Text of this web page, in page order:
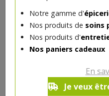
Notre gamme d'
Nos produits de soins
Nos produits d'
Nos paniers cadeaux
En
Je veux
DANS LA